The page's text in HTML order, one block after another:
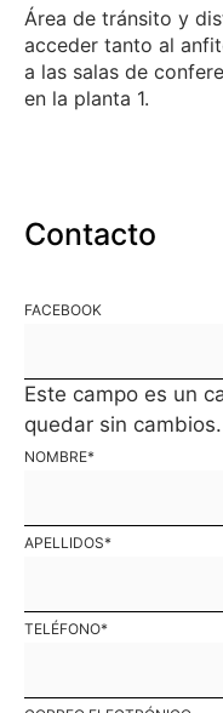
Área de tránsito y
acceder tanto al
a las salas de
en la planta 1.
Contacto
FACEBOOK
Este campo es un
quedar sin cambios.
NOMBRE*
APELLIDOS*
TELÉFONO*